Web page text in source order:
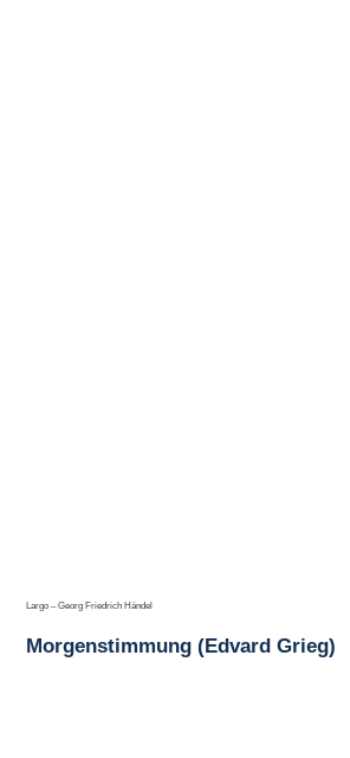
Largo – Georg Friedrich Händel
Morgenstimmung (Edvard Grieg)